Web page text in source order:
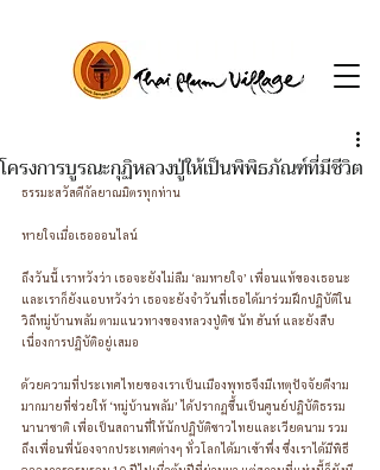
โครงการบูรณะกุฏิหลวงปู่ให้เป็นพิพิธภัณฑ์ที่มีชีวิต
ธรรมะสวัสดีกัลยาณมิตรทุกท่าน
หายใจเมื่อเธอออนไลน์
ถึงวันนี้ เราหวังว่า เธอจะยังไม่ลืม ‘ลมหายใจ’ เพื่อนแท้ของเธอนะ
และเราก็ยังแอบหวังว่า เธอจะยังจำวันที่เธอได้มาร่วมฝึกปฏิบัติใน
วิถีหมู่บ้านพลัม ตามแนวทางของหลวงปู่ติช นัท ฮันห์ และยังสืบ
เนื่องการปฏิบัติอยู่เสมอ
ด้วยความที่ประเทศไทยของเราเป็นเมืองพุทธจึงมีเหตุปัจจัยดีงาม
มากมายที่ช่วยให้ ‘หมู่บ้านพลัม’ ได้ปรากฏขึ้นเป็นศูนย์ปฏิบัติธรรม
นานาชาติ เพื่อเป็นสถานที่ให้นักปฏิบัติชาวไทยและเวียดนาม รวม
ถึงเพื่อนพี่น้องจากประเทศต่างๆ ทั่วโลกได้มาเข้าพึ่ง ซึ่งเราได้มีพิธี